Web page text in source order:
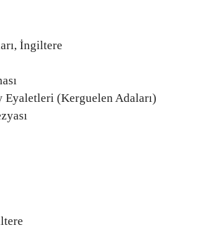
İngiltere
Eyaletleri (Kerguelen Adaları)